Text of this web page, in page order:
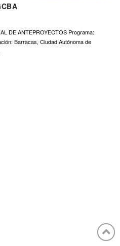
DE ANTEPROYECTOS Programa:
Barracas, Ciudad Autónoma de